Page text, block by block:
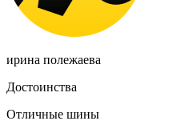
ирина полежаева
Достоинства
Отличные шины